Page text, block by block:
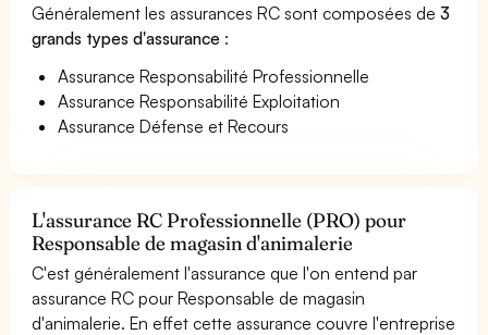
Généralement les assurances RC sont composées de3
grands types d'assurance :
Assurance Responsabilité Professionnelle
Assurance Responsabilité Exploitation
Assurance Défense et Recours
L'assurance RC Professionnelle (PRO) pour
Responsable de magasin d'animalerie
C'est généralement l'assurance que l'on entend par
assurance RC pour Responsable de magasin
d'animalerie. En effet cette assurance couvre l'entreprise